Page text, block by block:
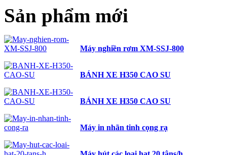
Sản phẩm mới
Máy nghiền rơm XM-SSJ-800
BÁNH XE H350 CAO SU
BÁNH XE H350 CAO SU
Máy in nhãn tinh cọng rạ